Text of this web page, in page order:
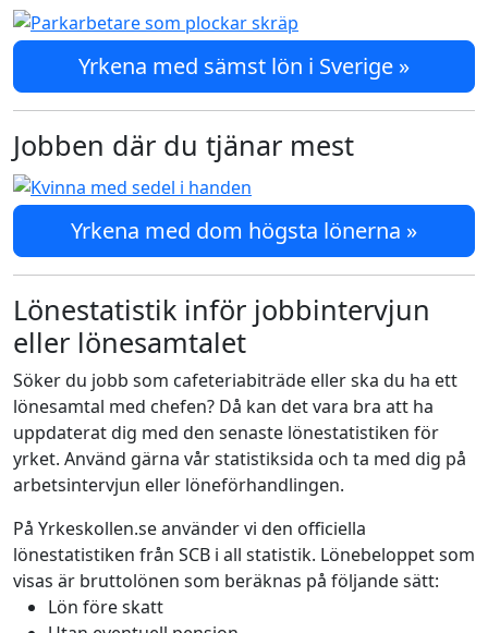
Yrkena med sämst lön i Sverige »
Jobben där du tjänar mest
Yrkena med dom högsta lönerna »
Lönestatistik inför jobbintervjun
eller lönesamtalet
Söker du jobb som cafeteriabiträde eller ska du ha ett
lönesamtal med chefen? Då kan det vara bra att ha
uppdaterat dig med den senaste lönestatistiken för
yrket. Använd gärna vår statistiksida och ta med dig på
arbetsintervjun eller löneförhandlingen.
På Yrkeskollen.se använder vi den officiella
lönestatistiken från SCB i all statistik. Lönebeloppet som
visas är bruttolönen som beräknas på följande sätt:
Lön före skatt